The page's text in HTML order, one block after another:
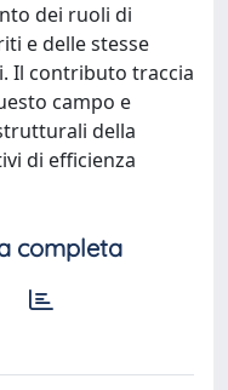
dei ruoli di
e delle stesse
Il contributo traccia
campo e
della
di efficienza
completa